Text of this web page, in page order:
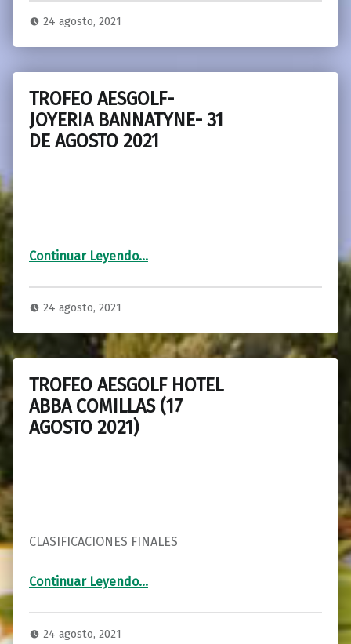
24 agosto, 2021
TROFEO AESGOLF-
JOYERIA BANNATYNE- 31
DE AGOSTO 2021
Continuar Leyendo“TROFEO AESGOLF-JOYERIA BANNATYNE- 31 DE AGOSTO 2021”
…
24 agosto, 2021
TROFEO AESGOLF HOTEL
ABBA COMILLAS (17
AGOSTO 2021)
CLASIFICACIONES FINALES
Continuar Leyendo“TROFEO AESGOLF HOTEL ABBA COMILLAS (17 AGOSTO 2021)”
…
24 agosto, 2021